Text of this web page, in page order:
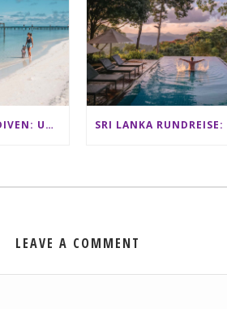
CLUB MED KANI MALEDIVEN: UNSERE ERFAHRUNGEN IM ALL-INCLUSIVE PARADIES
LEAVE A COMMENT